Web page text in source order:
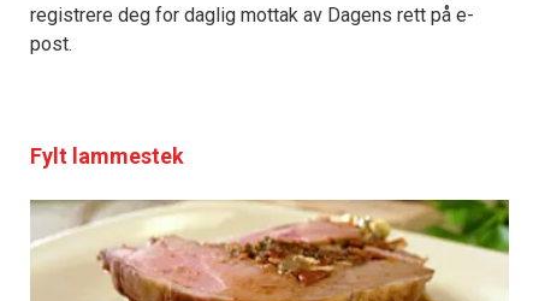
registrere deg for daglig mottak av Dagens rett på e-
post.
Fylt lammestek